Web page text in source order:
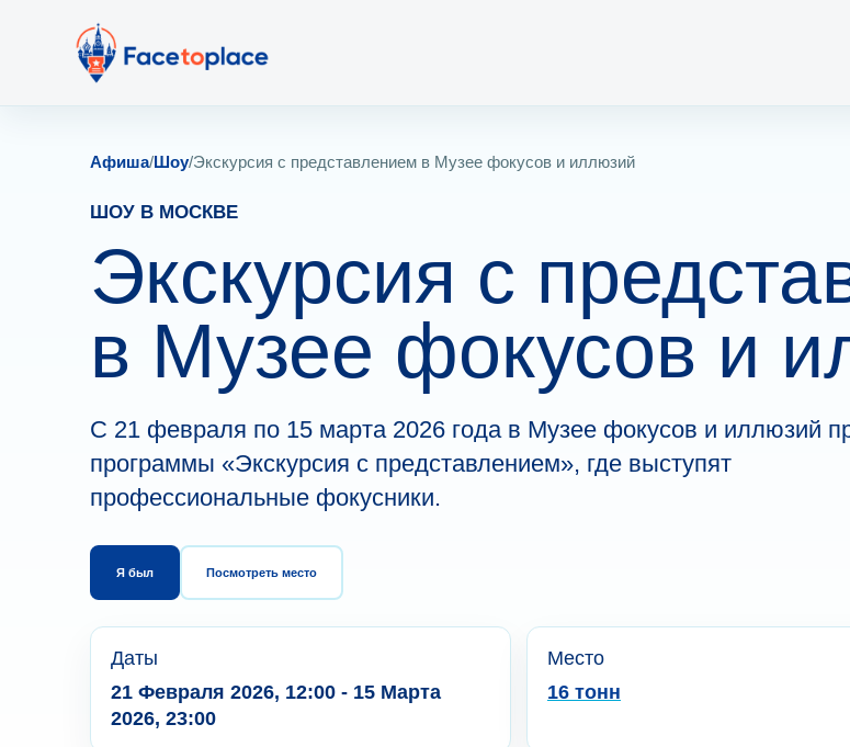
Афиша/Шоу/Экскурсия с представлением в Музее фокусов и иллюзий
ШОУ В МОСКВЕ
Экскурсия с
в Музее фокусов и
С 21 февраля по 15 марта 2026 года в Музее фокусов и иллюзий
программы «Экскурсия с представлением», где выступят
профессиональные фокусники.
Я был Посмотреть место
Даты
21 Февраля 2026, 12:00 - 15 Марта
2026, 23:00
Место
16 тонн